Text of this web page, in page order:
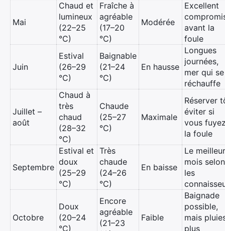
Mai
Chaud et
lumineux
(22–25
°C)
Fraîche à
agréable
(17–20
°C)
Modérée
Excellent
avant la
foule
Juin
Estival
(26–29
°C)
Baignable
(21–24
°C)
En hausse
Longues
journées,
mer qui se
réchauffe
Juillet –
août
Chaud à
très
chaud
(28–32
°C)
Chaude
(25–27
°C)
Maximale
Réserver
éviter si
vous
la foule
Septembre
Estival et
doux
(25–29
°C)
Très
chaude
(24–26
°C)
En baisse
Le meilleur
mois selon
les
Octobre
Doux
(20–24
°C)
Encore
agréable
(21–23
Faible
Baignade
possible,
mais
plus